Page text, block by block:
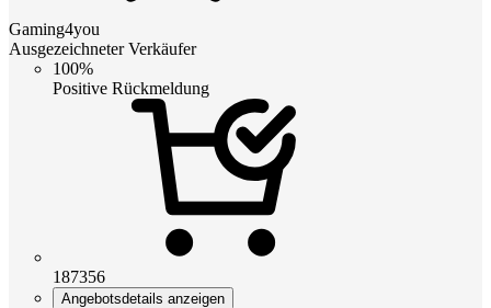
Gaming4you
Ausgezeichneter Verkäufer
100%
Positive Rückmeldung
187356
Angebotsdetails anzeigen